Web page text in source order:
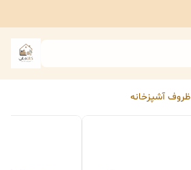
ظروف آشپزخانه